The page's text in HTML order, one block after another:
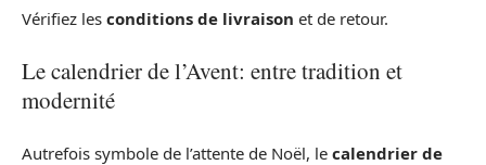
Vérifiez les conditions de livraison et de retour.
Le calendrier de l’Avent: entre tradition et
modernité
Autrefois symbole de l’attente de Noël, le calendrier de